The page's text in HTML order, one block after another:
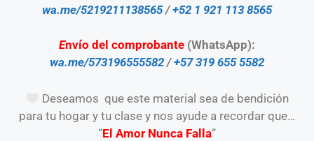
wa.me/5219211138565/+52 1 921 113 8565
Envío del comprobante (WhatsApp):
wa.me/573196555582/+57 319 655 5582
Deseamos que este material sea de bendición
para tu hogar y tu clase y nos ayude a recordar que…
“El Amor Nunca Falla“